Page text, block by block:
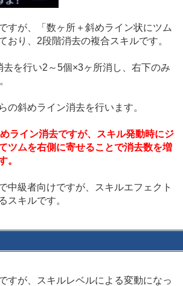
すが、「数ヶ所＋斜めライン状にツム
おり、2段階消去の複合スキルです。
を行い2～5個×3ヶ所消し、右下のみ
の斜めライン消去を行います。
ライン消去ですが、スキル発動時にジ
ツムを右側に寄せることで消去数を増
。
中級者向けですが、スキルエフェクト
スキルです。
すが、スキルレベルによる変動になっ